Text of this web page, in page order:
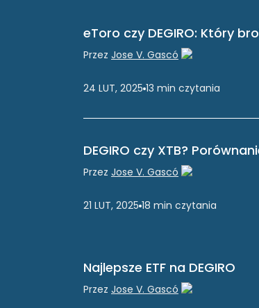
eToro czy DEGIRO: Który
Przez Jose V. Gascó
24 LUT, 2025 13 min czytania
DEGIRO czy XTB?
Przez Jose V. Gascó
21 LUT, 2025 18 min czytania
Najlepsze ETF na DEGIRO
Przez Jose V. Gascó